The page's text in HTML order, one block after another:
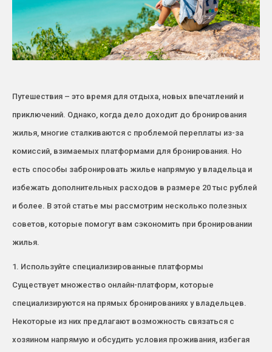
Путешествия – это время для отдыха, новых впечатлений и
приключений. Однако, когда дело доходит до бронирования
жилья, многие сталкиваются с проблемой переплаты из-за
комиссий, взимаемых платформами для бронирования. Но
есть способы забронировать жилье напрямую у владельца и
избежать дополнительных расходов в размере 20 тыс рублей
и более. В этой статье мы рассмотрим несколько полезных
советов, которые помогут вам сэкономить при бронировании
жилья.
1. Используйте специализированные платформы
Существует множество онлайн-платформ, которые
специализируются на прямых бронированиях у владельцев.
Некоторые из них предлагают возможность связаться с
хозяином напрямую и обсудить условия проживания, избегая